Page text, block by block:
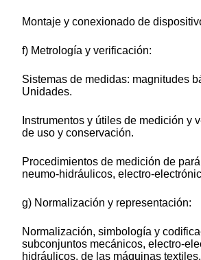
Montaje y conexionado de
f) Metrología y verificación:
Sistemas de medidas: magnitudes
Unidades.
Instrumentos y útiles de medición y
de uso y conservación.
Procedimientos de medición de
neumo-hidráulicos, electro-
g) Normalización y representación:
Normalización, simbología y
subconjuntos mecánicos, electro-
hidráulicos, de las máquinas textiles.